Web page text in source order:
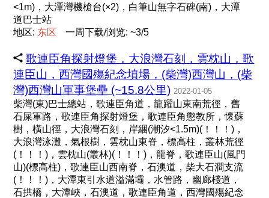
<1m)，大潭灣機槍台(×2)，白筆山無字石碑(南)，大潭
道巴士站
地区: 东区 一周下载/浏览: ~3/5
歌連臣角探射燈堡，大浪灣石刻，雲枕山，歌
連臣山，西灣國殤紀念墳場，(柴灣)西灣山，(柴
灣)西灣山軍事堡壘 (~15.8公里) 2022-01-05
柴灣(東)巴士總站，歌連臣角道，龍躍山東南荒徑，舊
石屎軍路，歌連臣角探射燈堡，歌連臣角懲教所，懷蘇
樹，橫山徑，大浪灣石刻，岸綑(潮汐<1.5m)(！！！)，
大浪灣泳灘，氣根樹，雲枕山東脊，標高柱，叢林荒徑
(！！！)，雲枕山(叢林)(！！！)，龍脊，歌連臣山(風門
山)(標高柱)，歌連臣山西南脊，石澳道，柴大石澗支流
(！！！)，大潭東引水道溢滿壩，水管路，幽廊棧道，
石拱橋，大潭峽，石澳道，歌連臣角道，西灣國殤紀念